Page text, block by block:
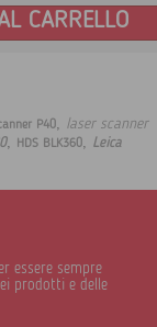
CARRELLO
P40, laser scanner
, HDS BLK360, Leica
essere sempre
prodotti e delle